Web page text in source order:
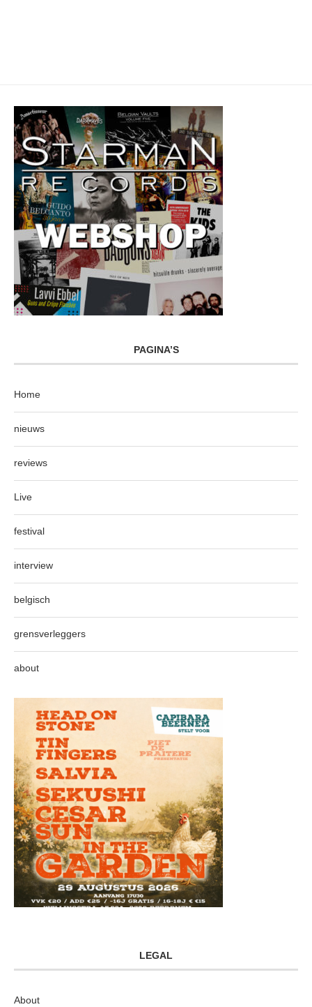
PAGINA’S
Home
nieuws
reviews
Live
festival
interview
belgisch
grensverleggers
about
LEGAL
About